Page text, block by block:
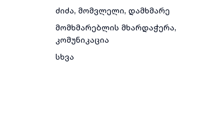
ძიძა, მომვლელი, დამხმარე
მომხმარებლის მხარდაჭერა,
კომუნიკაცია
სხვა